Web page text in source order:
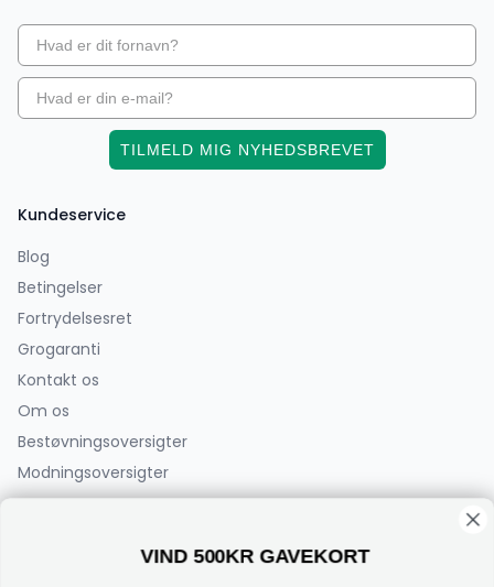
Kundeservice
Blog
Betingelser
Fortrydelsesret
Grogaranti
Kontakt os
Om os
Bestøvningsoversigter
Modningsoversigter
TILMELD MIG NYHEDSBREVET
VIND 500KR GAVEKORT